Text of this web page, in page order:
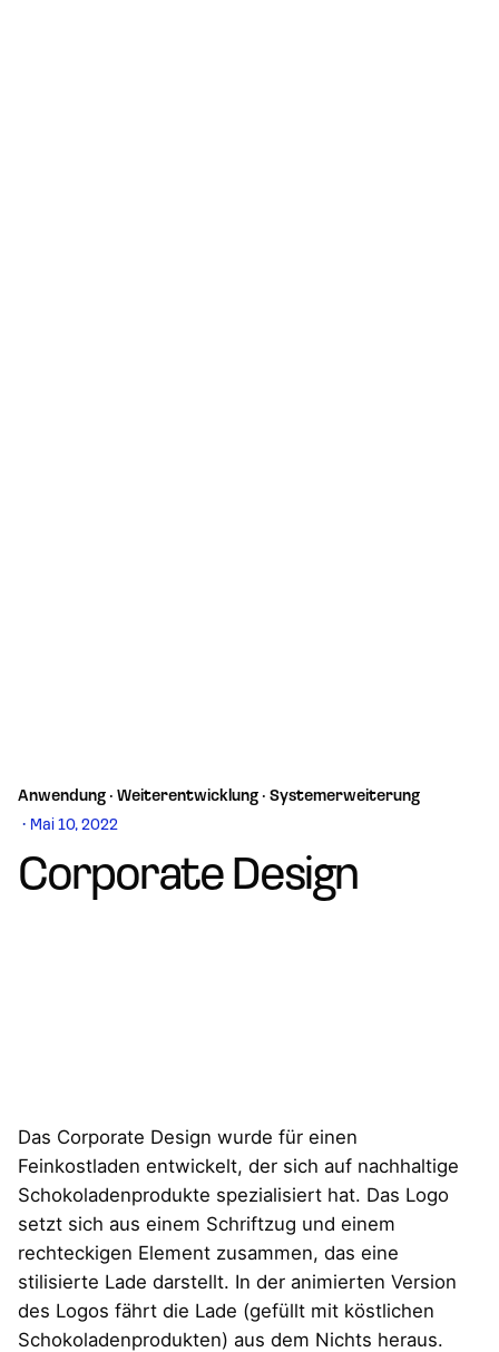
Anwendung · Weiterentwicklung · Systemerweiterung
Mai 10, 2022
Corporate Design
Das Corporate Design wurde für einen
Feinkostladen entwickelt, der sich auf nachhaltige
Schokoladenprodukte spezialisiert hat. Das Logo
setzt sich aus einem Schriftzug und einem
rechteckigen Element zusammen, das eine
stilisierte Lade darstellt. In der animierten Version
des Logos fährt die Lade (gefüllt mit köstlichen
Schokoladenprodukten) aus dem Nichts heraus.